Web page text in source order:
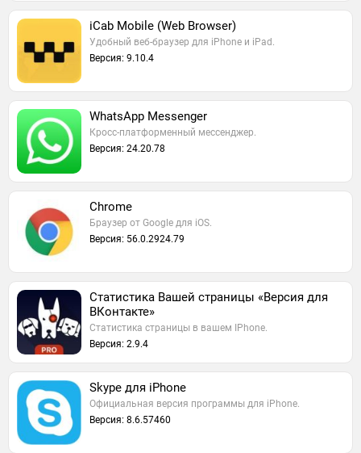
iCab Mobile (Web Browser)
Удобный веб-браузер для iPhone и iPad.
Версия: 9.10.4
WhatsApp Messenger
Кросс-платформенный мессенджер.
Версия: 24.20.78
Chrome
Браузер от Google для iOS.
Версия: 56.0.2924.79
Статистика Вашей страницы «Версия для
ВКонтакте»
Статистика страницы в вашем IPhone.
Версия: 2.9.4
Skype для iPhone
Официальная версия программы для iPhone.
Версия: 8.6.57460